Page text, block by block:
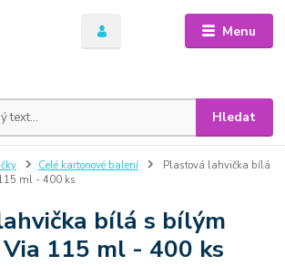
Menu
Hledat
Celé kartonové balení
Plastová lahvička bílá
ml - 400 ks
bílá s bílým
115 ml - 400 ks